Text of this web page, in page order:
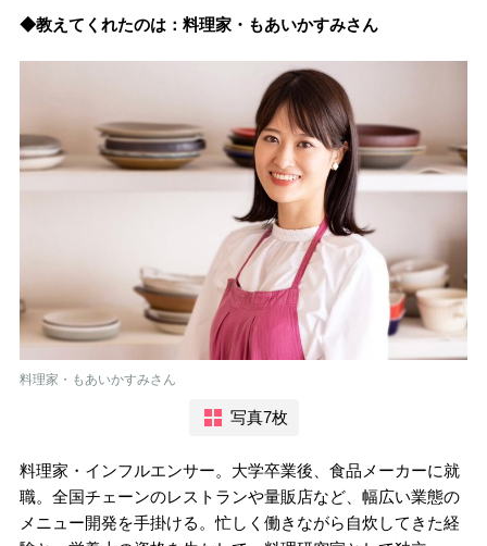
◆教えてくれたのは：料理家・もあいかすみさん
料理家・もあいかすみさん
写真7枚
料理家・インフルエンサー。大学卒業後、食品メーカーに就
職。全国チェーンのレストランや量販店など、幅広い業態の
メニュー開発を手掛ける。忙しく働きながら自炊してきた経